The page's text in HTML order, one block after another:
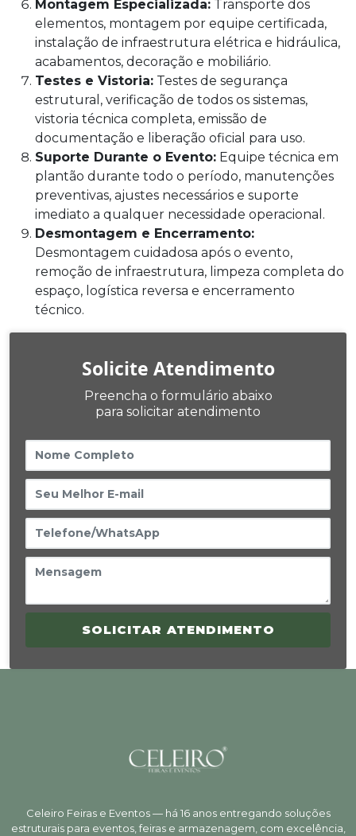
Montagem Especializada: Transporte dos
elementos, montagem por equipe certificada,
instalação de infraestrutura elétrica e hidráulica,
acabamentos, decoração e mobiliário.
Testes e Vistoria: Testes de segurança
estrutural, verificação de todos os sistemas,
vistoria técnica completa, emissão de
documentação e liberação oficial para uso.
Suporte Durante o Evento: Equipe técnica em
plantão durante todo o período, manutenções
preventivas, ajustes necessários e suporte
imediato a qualquer necessidade operacional.
Desmontagem e Encerramento:
Desmontagem cuidadosa após o evento,
remoção de infraestrutura, limpeza completa do
espaço, logística reversa e encerramento
técnico.
Solicite Atendimento
Preencha o formulário abaixo
para solicitar atendimento
SOLICITAR ATENDIMENTO
Celeiro Feiras e Eventos — há 16 anos entregando soluções
estruturais para eventos, feiras e armazenagem, com excelência,